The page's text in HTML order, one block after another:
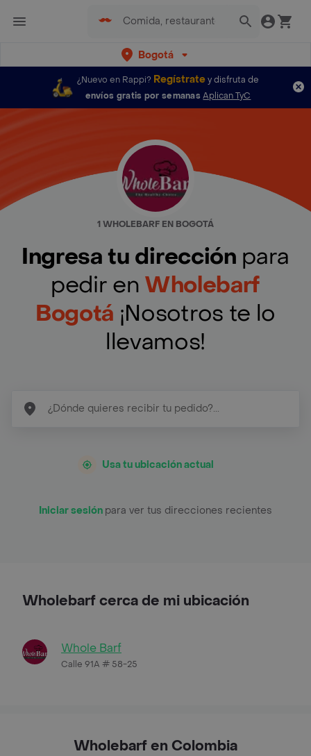
Bogotá
¿Nuevo en Rappi? Regístratey disfruta de
envíos gratis por semanas Aplican TyC
1 WHOLEBARF EN BOGOTÁ
Ingresa tu dirección para
pedir en Wholebarf
Bogotá ¡Nosotros te lo
llevamos!
Usa tu ubicación actual
Iniciar sesión para ver tus direcciones recientes
Wholebarf cerca de mi ubicación
Whole Barf
Calle 91A # 58-25
Wholebarf en Colombia